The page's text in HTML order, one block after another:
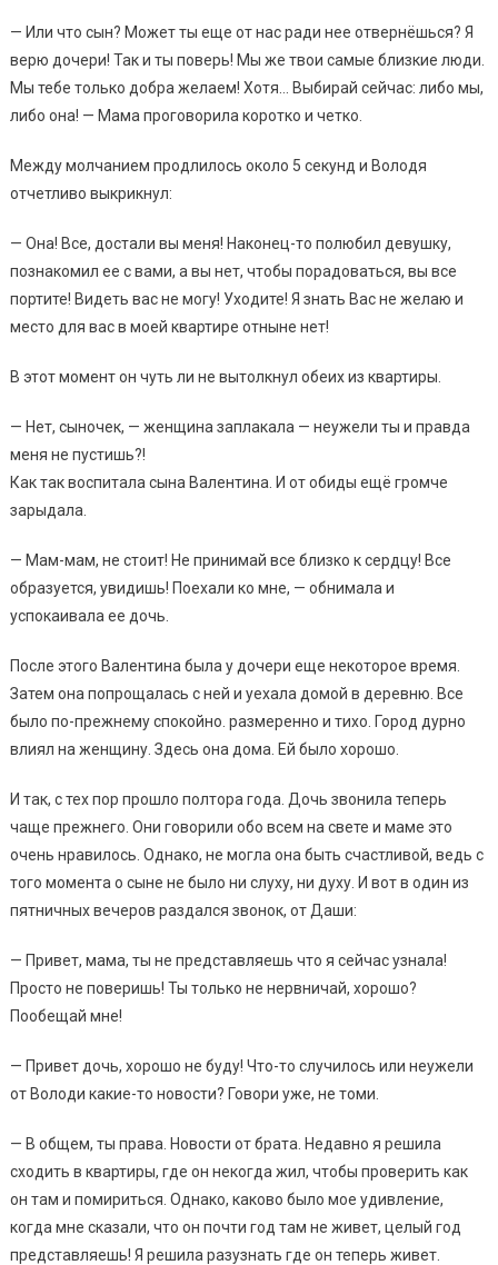
— Или что сын? Может ты еще от нас ради нее отвернёшься? Я
верю дочери! Так и ты поверь! Мы же твои самые близкие люди.
Мы тебе только добра желаем! Хотя… Выбирай сейчас: либо мы,
либо она! — Мама проговорила коротко и четко.
Между молчанием продлилось около 5 секунд и Володя
отчетливо выкрикнул:
— Она! Все, достали вы меня! Наконец-то полюбил девушку,
познакомил ее с вами, а вы нет, чтобы порадоваться, вы все
портите! Видеть вас не могу! Уходите! Я знать Вас не желаю и
место для вас в моей квартире отныне нет!
В этот момент он чуть ли не вытолкнул обеих из квартиры.
— Нет, сыночек, — женщина заплакала — неужели ты и правда
меня не пустишь?!
Как так воспитала сына Валентина. И от обиды ещё громче
зарыдала.
— Мам-мам, не стоит! Не принимай все близко к сердцу! Все
образуется, увидишь! Поехали ко мне, — обнимала и
успокаивала ее дочь.
После этого Валентина была у дочери еще некоторое время.
Затем она попрощалась с ней и уехала домой в деревню. Все
было по-прежнему спокойно. размеренно и тихо. Город дурно
влиял на женщину. Здесь она дома. Ей было хорошо.
И так, с тех пор прошло полтора года. Дочь звонила теперь
чаще прежнего. Они говорили обо всем на свете и маме это
очень нравилось. Однако, не могла она быть счастливой, ведь с
того момента о сыне не было ни слуху, ни духу. И вот в один из
пятничных вечеров раздался звонок, от Даши:
— Привет, мама, ты не представляешь что я сейчас узнала!
Просто не поверишь! Ты только не нервничай, хорошо?
Пообещай мне!
— Привет дочь, хорошо не буду! Что-то случилось или неужели
от Володи какие-то новости? Говори уже, не томи.
— В общем, ты права. Новости от брата. Недавно я решила
сходить в квартиры, где он некогда жил, чтобы проверить как
он там и помириться. Однако, каково было мое удивление,
когда мне сказали, что он почти год там не живет, целый год
представляешь! Я решила разузнать где он теперь живет.